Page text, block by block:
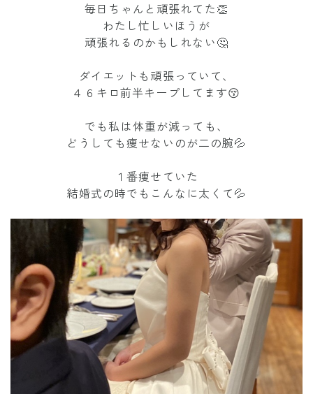
毎日ちゃんと頑張れてた👏
わたし忙しいほうが
頑張れるのかもしれない🤔
ダイエットも頑張っていて、
４６キロ前半キープしてます😚
でも私は体重が減っても、
どうしても痩せないのが二の腕💦
１番痩せていた
結婚式の時でもこんなに太くて💦